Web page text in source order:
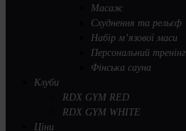
Масаж
Схуднення та рельєф
Набір м’язової маси
Персональний тренінг
Фінська сауна
Клуби
RDX GYM RED
RDX GYM WHITE
Ціни